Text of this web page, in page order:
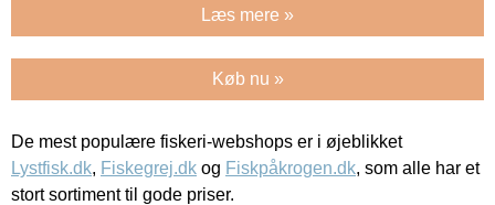
Læs mere »
Køb nu »
De mest populære fiskeri-webshops er i øjeblikket
Lystfisk.dk, Fiskegrej.dk og Fiskpåkrogen.dk, som alle har et
stort sortiment til gode priser.